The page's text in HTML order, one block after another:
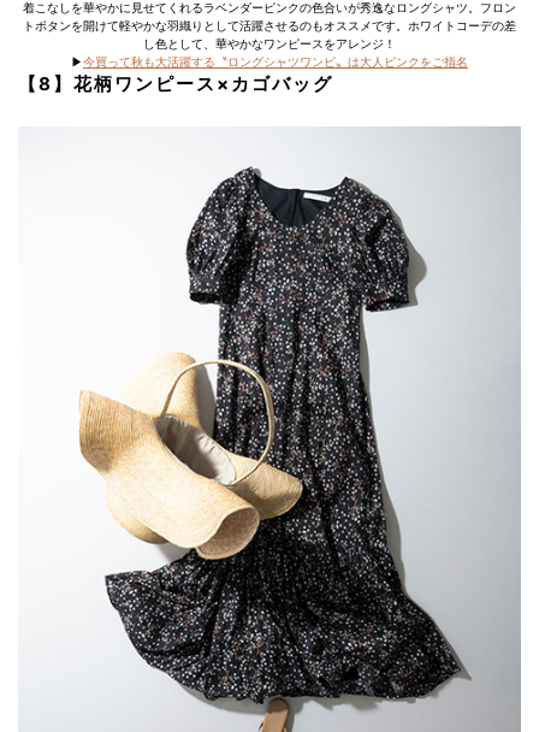
着こなしを華やかに見せてくれるラベンダーピンクの色合いが秀逸なロングシャツ。フロン
トボタンを開けて軽やかな羽織りとして活躍させるのもオススメです。ホワイトコーデの差
し色として、華やかなワンピースをアレンジ！
▶︎今買って秋も大活躍する〝ロングシャツワンピ〟は大人ピンクをご指名
【8】花柄ワンピース×カゴバッグ